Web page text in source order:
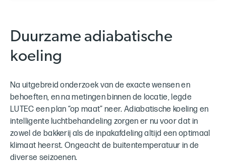
Duurzame adiabatische
koeling
Na uitgebreid onderzoek van de exacte wensen en
behoeften, en na metingen binnen de locatie, legde
LUTEC een plan “op maat” neer. Adiabatische koeling en
intelligente luchtbehandeling zorgen er nu voor dat in
zowel de bakkerij als de inpakafdeling altijd een optimaal
klimaat heerst. Ongeacht de buitentemperatuur in de
diverse seizoenen.